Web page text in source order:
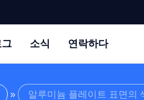
그 소식 연락하다
» 알루미늄 플레이트 표면의